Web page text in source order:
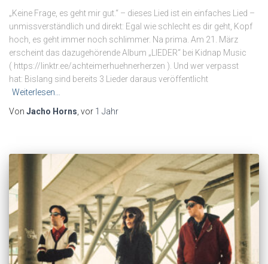
„Keine Frage, es geht mir gut.“ – dieses Lied ist ein einfaches Lied –
unmissverständlich und direkt: Egal wie schlecht es dir geht, Kopf
hoch, es geht immer noch schlimmer. Na prima. Am 21. März
erscheint das dazugehörende Album „LIEDER“ bei Kidnap Music
( https://linktr.ee/achteimerhuehnerherzen ). Und wer verpasst
hat: Bislang sind bereits 3 Lieder daraus veröffentlicht
Weiterlesen…
Von Jacho Horns, vor 1 Jahr